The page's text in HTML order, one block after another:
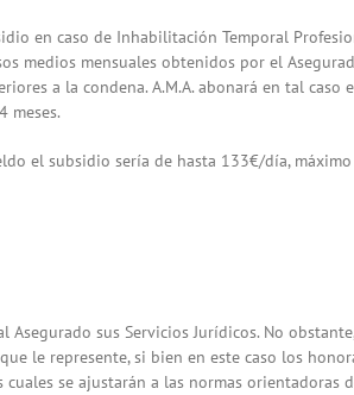
en caso de Inhabilitación Temporal
medios mensuales obtenidos por el
a la condena. A.M.A. abonará en tal caso
meses.
el subsidio sería de hasta 133€/día,
Asegurado sus Servicios Jurídicos. No
le represente, si bien en este caso los
se ajustarán a las normas orientadoras